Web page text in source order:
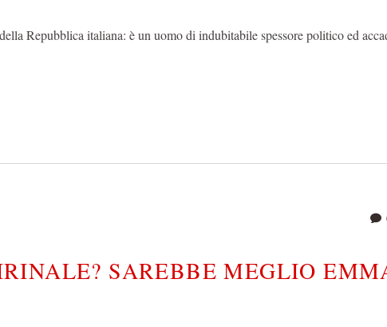
Repubblica italiana: è un uomo di indubitabile spessore politico ed
SAREBBE MEGLIO